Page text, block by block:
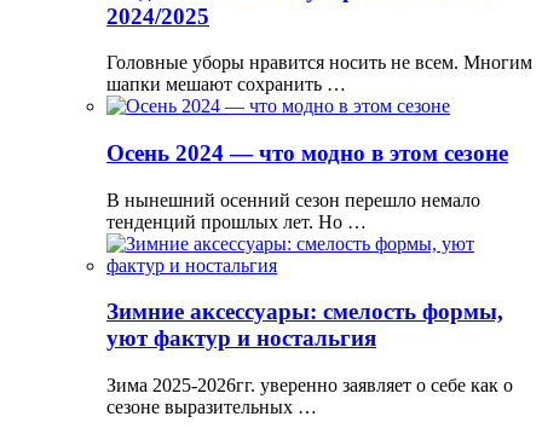
2024/2025
Головные уборы нравится носить не всем. Многим
шапки мешают сохранить …
Осень 2024 — что модно в этом сезоне
В нынешний осенний сезон перешло немало
тенденций прошлых лет. Но …
Зимние аксессуары: смелость формы,
уют фактур и ностальгия
Зима 2025-2026гг. уверенно заявляет о себе как о
сезоне выразительных …